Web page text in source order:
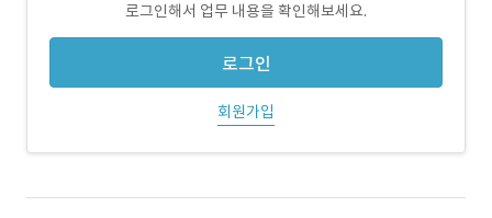
로그인해서 업무 내용을 확인해보세요.
로그인
회원가입